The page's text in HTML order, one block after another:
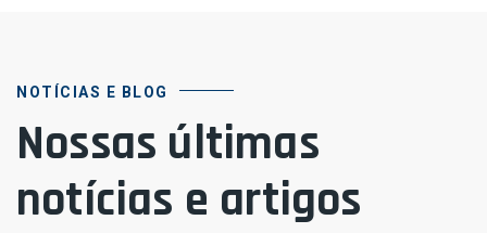
NOTÍCIAS E BLOG
Nossas últimas
notícias e artigos